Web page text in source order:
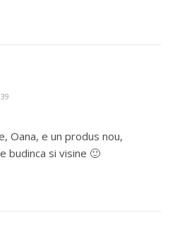
Oana, e un produs nou,
budinca si visine 🙂